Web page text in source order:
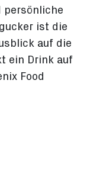
persönliche
ist die
auf die
ein Drink auf
Food